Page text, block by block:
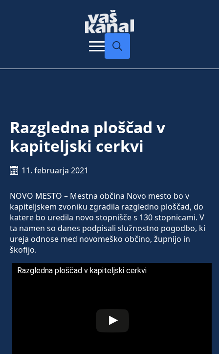
Razgledna ploščad v
kapiteljski cerkvi
11. februarja 2021
NOVO MESTO – Mestna občina Novo mesto bo v
kapiteljskem zvoniku zgradila razgledno ploščad, do
katere bo uredila novo stopnišče s 130 stopnicami. V
ta namen so danes podpisali služnostno pogodbo, ki
ureja odnose med novomeško občino, župnijo in
škofijo.
Razgledna ploščad v kapiteljski cerkvi